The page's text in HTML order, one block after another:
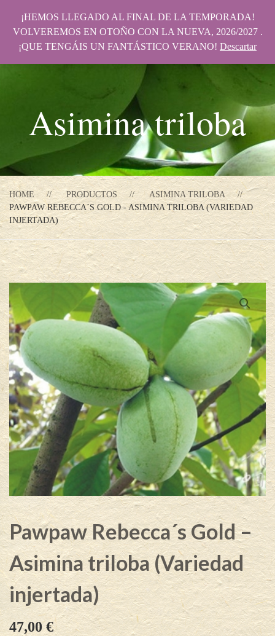
Asimina triloba
HOME PRODUCTOS
ASIMINA TRILOBA
PAWPAW REBECCA´S GOLD - ASIMINA TRILOBA (VARIEDAD
INJERTADA)
Pawpaw Rebecca´s Gold –
Asimina triloba (Variedad
injertada)
47,00€
¡HEMOS LLEGADO AL FINAL DE LA TEMPORADA!
VOLVEREMOS EN OTOÑO CON LA NUEVA, 2026/2027 .
¡QUE TENGÁIS UN FANTÁSTICO VERANO! Descartar